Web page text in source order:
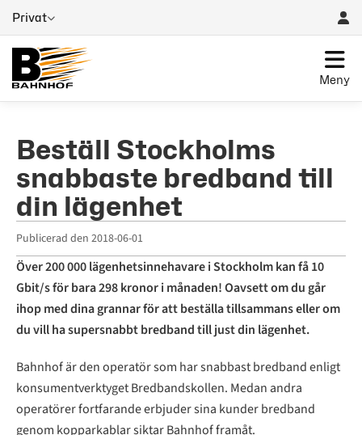
Privat
Meny
Beställ Stockholms
snabbaste bredband till
din lägenhet
Publicerad den 2018-06-01
Över 200 000 lägenhetsinnehavare i Stockholm kan få 10
Gbit/s för bara 298 kronor i månaden! Oavsett om du går
ihop med dina grannar för att beställa tillsammans eller om
du vill ha supersnabbt bredband till just din lägenhet.
Bahnhof är den operatör som har snabbast bredband enligt
konsumentverktyget Bredbandskollen. Medan andra
operatörer fortfarande erbjuder sina kunder bredband
genom kopparkablar siktar Bahnhof framåt.